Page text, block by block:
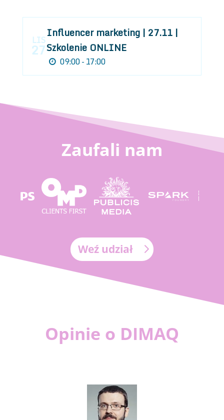
LIS
27
Influencer marketing | 27.11 |
Szkolenie ONLINE
09:00 - 17:00
Zaufali nam
Weź udział
Opinie o DIMAQ